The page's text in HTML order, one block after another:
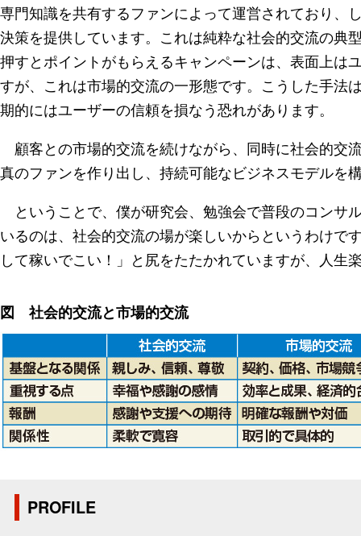
専門知識を共有するファンによって運営されており、
決策を提供しています。これは純粋な社会的交流の典
押すとポイントがもらえるキャンペーンは、表面上は
すが、これは市場的交流の一形態です。こうした手法
期的にはユーザーの信頼を損なう恐れがあります。
顧客との市場的交流を続けながら、同時に社会的交
真のファンを作り出し、持続可能なビジネスモデルを
ということで、僕が研究会、勉強会で普段のコンサ
いるのは、社会的交流の場が楽しいからというわけで
して稼いでこい！」と尻をたたかれていますが、人生
図 社会的交流と市場的交流
PROFILE